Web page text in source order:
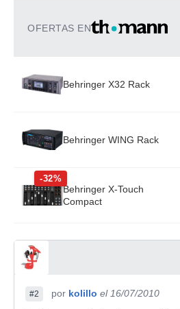
OFERTAS EN
Behringer X32 Rack
Behringer WING Rack
-32%
Behringer X-Touch
Compact
#2 por kolillo el 16/07/2010